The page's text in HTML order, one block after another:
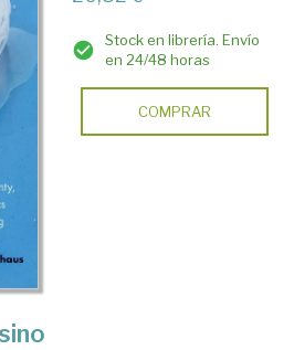
Stock en librería. Envío
en 24/48 horas
COMPRAR